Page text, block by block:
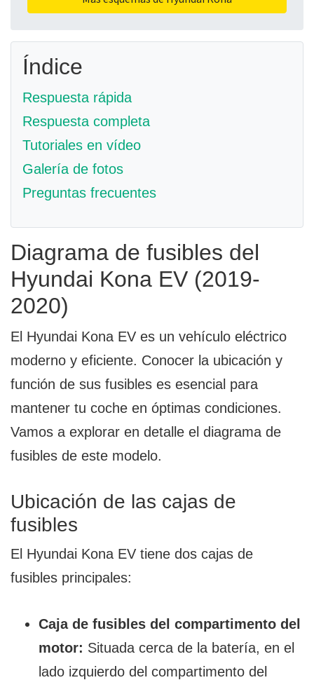
Índice
Respuesta rápida
Respuesta completa
Tutoriales en vídeo
Galería de fotos
Preguntas frecuentes
Diagrama de fusibles del
Hyundai Kona EV (2019-
2020)
El Hyundai Kona EV es un vehículo eléctrico
moderno y eficiente. Conocer la ubicación y
función de sus fusibles es esencial para
mantener tu coche en óptimas condiciones.
Vamos a explorar en detalle el diagrama de
fusibles de este modelo.
Ubicación de las cajas de
fusibles
El Hyundai Kona EV tiene dos cajas de
fusibles principales:
Caja de fusibles del compartimento del
motor: Situada cerca de la batería, en el
lado izquierdo del compartimento del